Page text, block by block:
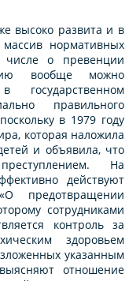
высоко развита и в
нормативных
о превенции
вообще можно
правильного
в 1979 году
которая наложила
и объявила, что
На
действуют
предотвращении
сотрудниками
контроль за
здоровьем
указанным
отношение